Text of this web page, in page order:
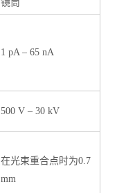
镜筒
1 pA – 65 nA
500 V – 30 kV
在光束重合点时为0.7
mm